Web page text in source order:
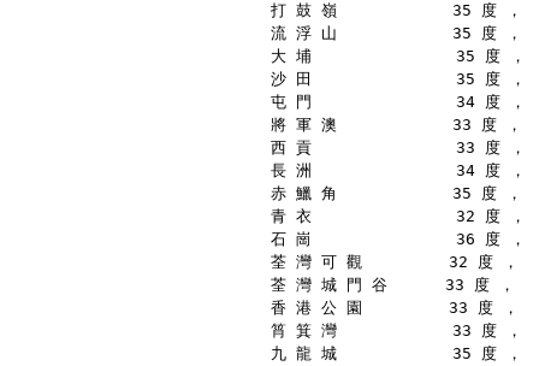
打 鼓 嶺            35 度 ，
流 浮 山            35 度 ，
大 埔               35 度 ，
沙 田               35 度 ，
屯 門               34 度 ，
將 軍 澳            33 度 ，
西 貢               33 度 ，
長 洲               34 度 ，
赤 鱲 角            35 度 ，
青 衣               32 度 ，
石 崗               36 度 ，
荃 灣 可 觀         32 度 ，
荃 灣 城 門 谷      33 度 ，
香 港 公 園         33 度 ，
筲 箕 灣            33 度 ，
九 龍 城            35 度 ，